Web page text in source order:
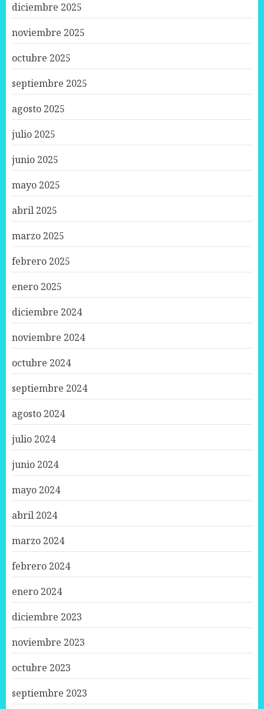
diciembre 2025
noviembre 2025
octubre 2025
septiembre 2025
agosto 2025
julio 2025
junio 2025
mayo 2025
abril 2025
marzo 2025
febrero 2025
enero 2025
diciembre 2024
noviembre 2024
octubre 2024
septiembre 2024
agosto 2024
julio 2024
junio 2024
mayo 2024
abril 2024
marzo 2024
febrero 2024
enero 2024
diciembre 2023
noviembre 2023
octubre 2023
septiembre 2023